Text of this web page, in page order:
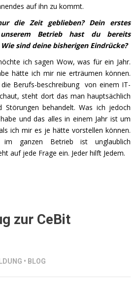
auf ihn zu kommt.
die Zeit geblieben? Dein erstes
Betrieb hast du bereits
sind deine bisherigen Eindrücke?
ich sagen Wow, was für ein Jahr.
hätte ich mir nie erträumen können.
Berufs-beschreibung von einem IT-
steht dort das man hauptsächlich
Störungen behandelt. Was ich jedoch
und das alles in einem Jahr ist um
ich mir es je hätte vorstellen können.
im ganzen Betrieb ist unglaublich
auf jede Frage ein. Jeder hilft Jedem.
zur CeBit
• BLOG